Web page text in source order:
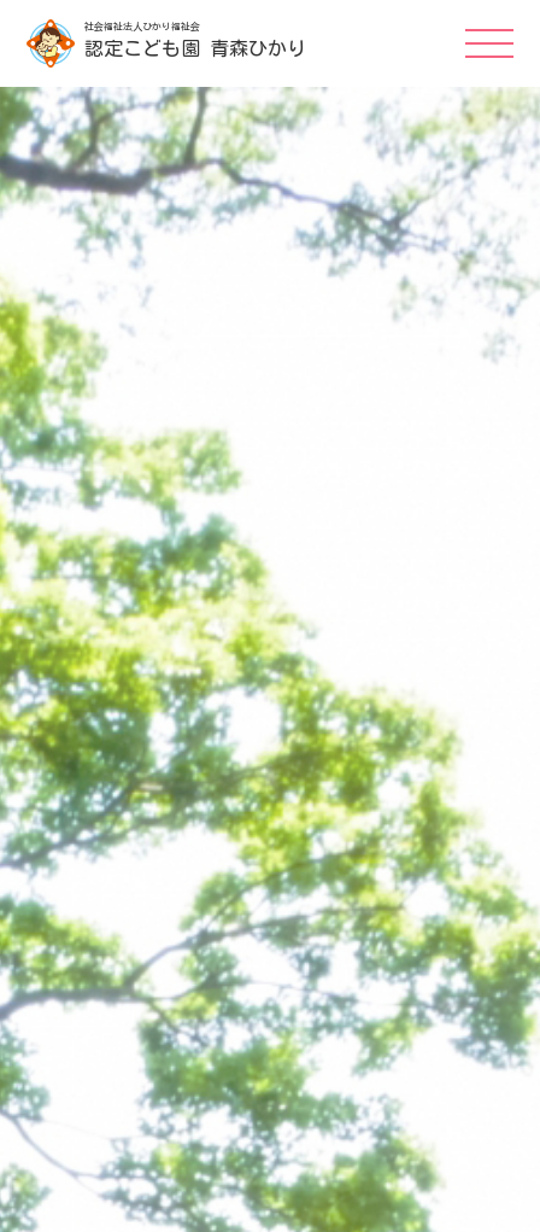
社会福祉法人ひかり福祉会
認定こども園 青森ひかり